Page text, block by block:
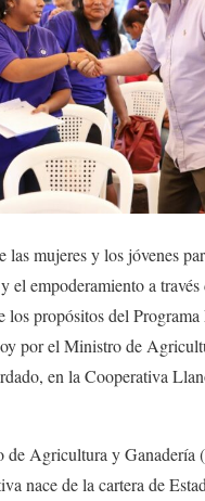
mujeres y los jóvenes
el empoderamiento a través
los propósitos del
por el Ministro de
en la Cooperativa
de Agricultura y Ganadería
nace de la cartera de